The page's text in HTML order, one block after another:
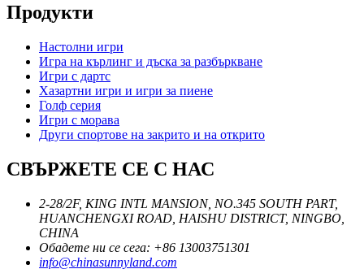
Продукти
Настолни игри
Игра на кърлинг и дъска за разбъркване
Игри с дартс
Хазартни игри и игри за пиене
Голф серия
Игри с морава
Други спортове на закрито и на открито
СВЪРЖЕТЕ СЕ С НАС
2-28/2F, KING INTL MANSION, NO.345 SOUTH PART,
HUANCHENGXI ROAD, HAISHU DISTRICT, NINGBO,
CHINA
Обадете ни се сега: +86 13003751301
info@chinasunnyland.com